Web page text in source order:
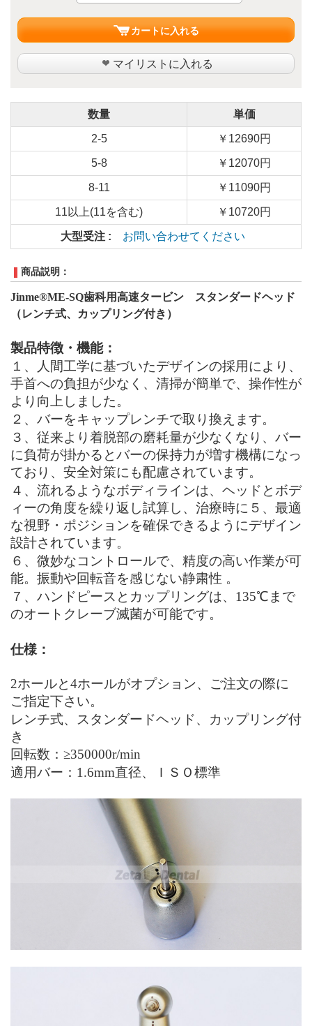
カートに入れる
マイリストに入れる
数量 単価
2-5 ￥12690円
5-8 ￥12070円
8-11 ￥11090円
11以上(11を含む) ￥10720円
大型受注 : お問い合わせてください
商品説明：
Jinme®ME-SQ歯科用高速タービン スタンダードヘッド
（レンチ式、カップリング付き）
製品特徴・機能：
１、
人間工学に基づいたデザインの採用により、
手首への負担が少なく、清掃が簡単で、操作性が
より向上しました。
２、 バーをキャップレンチで取り換えます。
３、 従来より着脱部の磨耗量が少なくなり、バー
に負荷が掛かるとバーの保持力が増す機構になっ
ており、安全対策にも配慮されています。
４、 流れるようなボディラインは、ヘッドとボデ
ィーの角度を繰り返し試算し、治療時に ５、 最適
な視野・ポジションを確保できるようにデザイン
設計されています。
６、 微妙なコントロールで、精度の高い作業が可
能。振動や回転音を感じない静粛性 。
７、 ハンドピースとカップリングは、135℃まで
のオートクレーブ滅菌が可能です。
仕様：
2ホールと4ホールがオプション、ご注文の際に
ご指定下さい。
レンチ式、
スタンダードヘッド、 カップリング付
き
回転数： ≥350000r/min
適用バー： 1.6mm直径、ＩＳＯ標準